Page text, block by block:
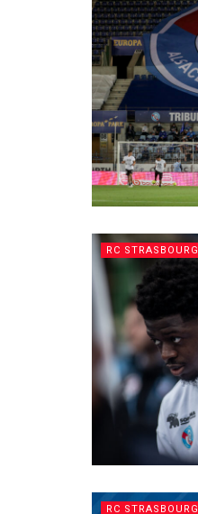
RC STRASBOURG
RC STRASBOURG